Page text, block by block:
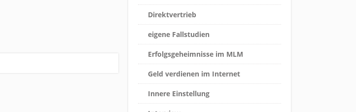
Direktvertrieb
eigene Fallstudien
Erfolgsgeheimnisse im MLM
Geld verdienen im Internet
Innere Einstellung